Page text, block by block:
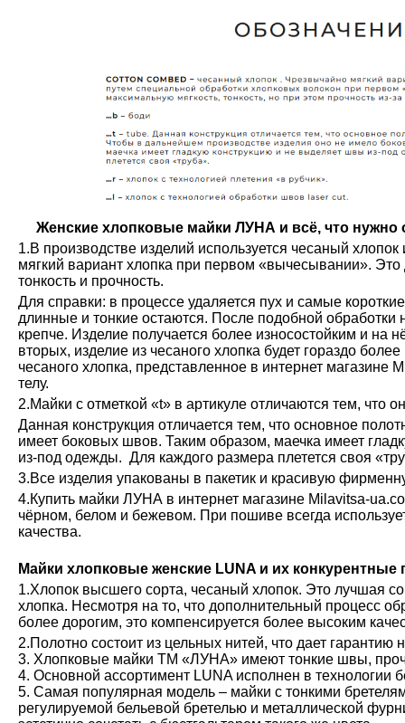
Женские хлопковые майки ЛУНА и всё, что нужно
1.В производстве изделий используется чесаный
мягкий вариант хлопка при первом «вычесывании». Это
тонкость и прочность.
Для справки: в процессе удаляется пух и самые
длинные и тонкие остаются. После подобной обработки
крепче. Изделие получается более износостойким и на
вторых, изделие из чесаного хлопка будет гораздо
чесаного хлопка, представленное в интернет магазине
телу.
2.Майки с отметкой «t» в артикуле отличаются тем, что
Данная конструкция отличается тем, что основное
имеет боковых швов. Таким образом, маечка имеет
из-под одежды. Для каждого размера плетется своя
3.Все изделия упакованы в пакетик и красивую
4.Купить майки ЛУНА в интернет магазине Milavitsa-
чёрном, белом и бежевом. При пошиве всегда
качества.
Майки хлопковые женские LUNA и их конкурентные
1.Хлопок высшего сорта, чесаный хлопок. Это лучшая
хлопка. Несмотря на то, что дополнительный процесс
более дорогим, это компенсируется более высоким
2.Полотно состоит из цельных нитей, что дает гарантию
3. Хлопковые майки ТМ «ЛУНА» имеют тонкие швы,
4. Основной ассортимент LUNA исполнен в технологии
5. Самая популярная модель – майки с тонкими
регулируемой бельевой бретелью и металлической